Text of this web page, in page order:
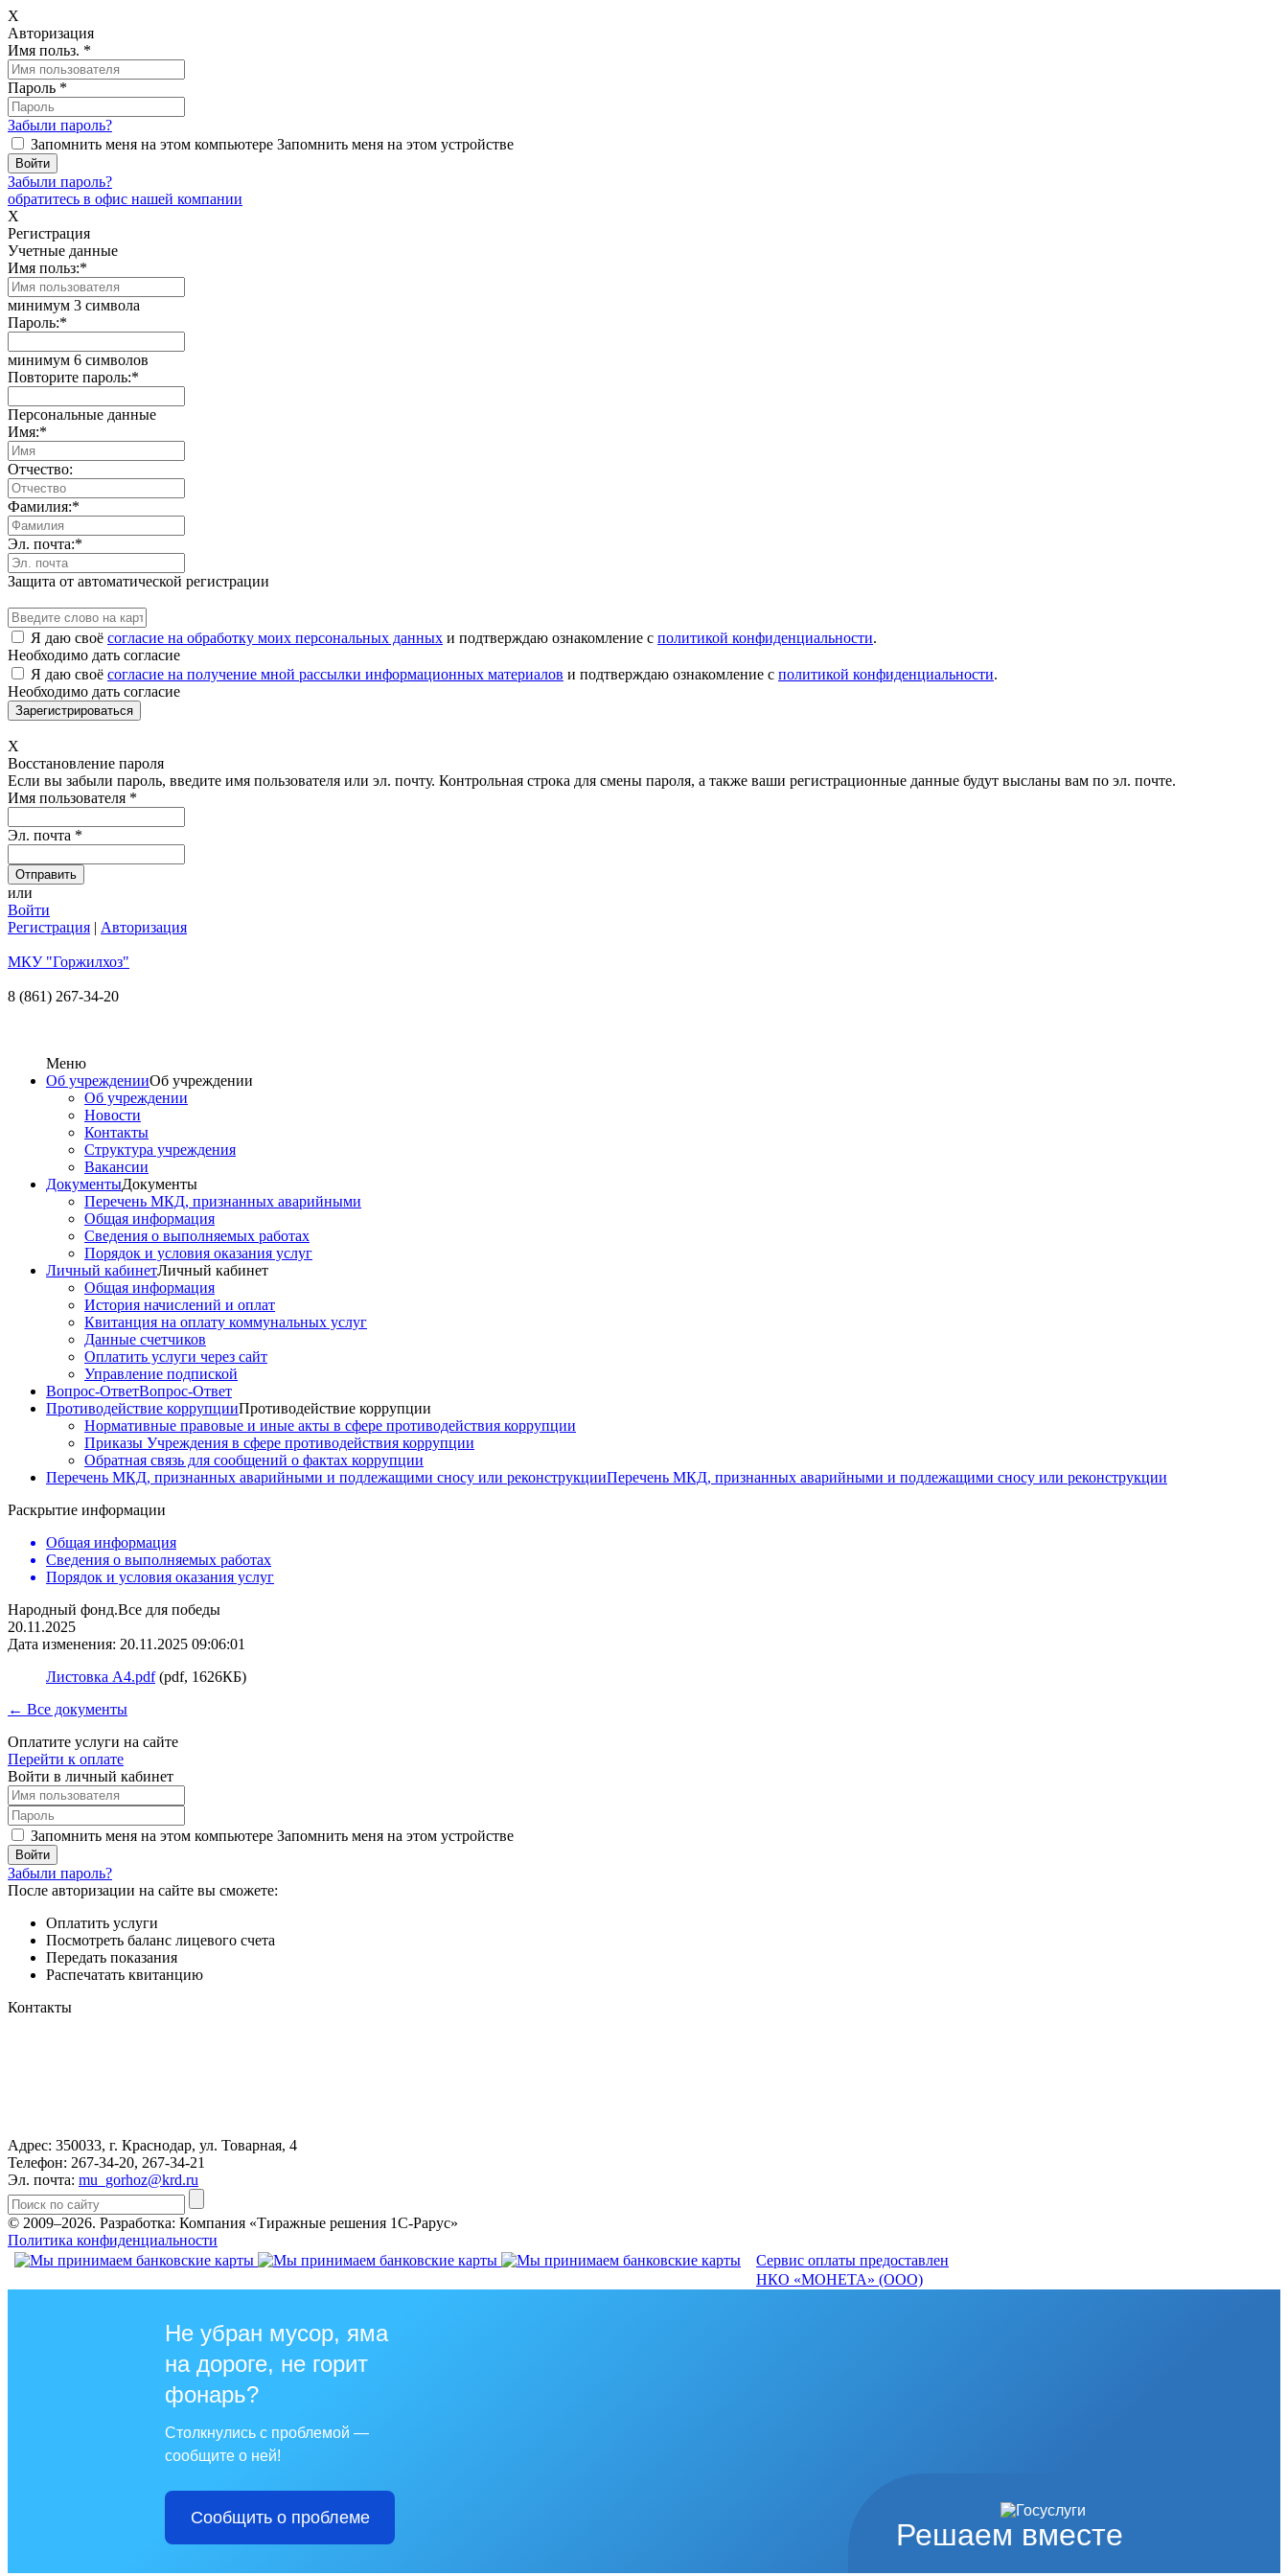
X
Авторизация
Имя польз. *
Пароль *
Забыли пароль?
Запомнить меня на этом компьютере Запомнить меня на этом устройстве
Забыли пароль?
обратитесь в офис нашей компании
X
Регистрация
Учетные данные
Имя польз:*
минимум 3 символа
Пароль:*
минимум 6 символов
Повторите пароль:*
Персональные данные
Имя:*
Отчество:
Фамилия:*
Эл. почта:*
Защита от автоматической регистрации
Я даю своё согласие на обработку моих персональных данных и подтверждаю ознакомление с политикой конфиденциальности.
Необходимо дать согласие
Я даю своё согласие на получение мной рассылки информационных материалов и подтверждаю ознакомление с политикой конфиденциальности.
Необходимо дать согласие
X
Восстановление пароля
Если вы забыли пароль, введите имя пользователя или эл. почту. Контрольная строка для смены пароля, а также ваши регистрационные данные будут высланы вам по эл. почте.
Имя пользователя *
Эл. почта *
или
Войти
Регистрация | Авторизация
МКУ "Горжилхоз"
8 (861) 267-34-20
Меню
Об учрежденииОб учреждении
Об учреждении
Новости
Контакты
Структура учреждения
Вакансии
ДокументыДокументы
Перечень МКД, признанных аварийными
Общая информация
Сведения о выполняемых работах
Порядок и условия оказания услуг
Личный кабинетЛичный кабинет
Общая информация
История начислений и оплат
Квитанция на оплату коммунальных услуг
Данные счетчиков
Оплатить услуги через сайт
Управление подпиской
Вопрос-ОтветВопрос-Ответ
Противодействие коррупцииПротиводействие коррупции
Нормативные правовые и иные акты в сфере противодействия коррупции
Приказы Учреждения в сфере противодействия коррупции
Обратная связь для сообщений о фактах коррупции
Перечень МКД, признанных аварийными и подлежащими сносу или реконструкцииПеречень МКД, признанных аварийными и подлежащими сносу или реконструкции
Раскрытие информации
Общая информация
Сведения о выполняемых работах
Порядок и условия оказания услуг
Народный фонд.Все для победы
20.11.2025
Дата изменения: 20.11.2025 09:06:01
Листовка А4.pdf(pdf, 1626КБ)
← Все документы
Оплатите услуги на сайте
Перейти к оплате
Войти в личный кабинет
Запомнить меня на этом компьютере Запомнить меня на этом устройстве
Забыли пароль?
После авторизации на сайте вы сможете:
Оплатить услуги
Посмотреть баланс лицевого счета
Передать показания
Распечатать квитанцию
Контакты
Адрес: 350033, г. Краснодар, ул. Товарная, 4
Телефон: 267-34-20, 267-34-21
Эл. почта: mu_gorhoz@krd.ru
© 2009–2026. Разработка: Компания «Тиражные решения 1С-Рарус»
Политика конфиденциальности
Сервис оплаты предоставлен
НКО «МОНЕТА» (ООО)
Решаем вместе
Не убран мусор, яма
на дороге, не горит
фонарь?
Столкнулись с проблемой —
сообщите о ней!
Сообщить о проблеме